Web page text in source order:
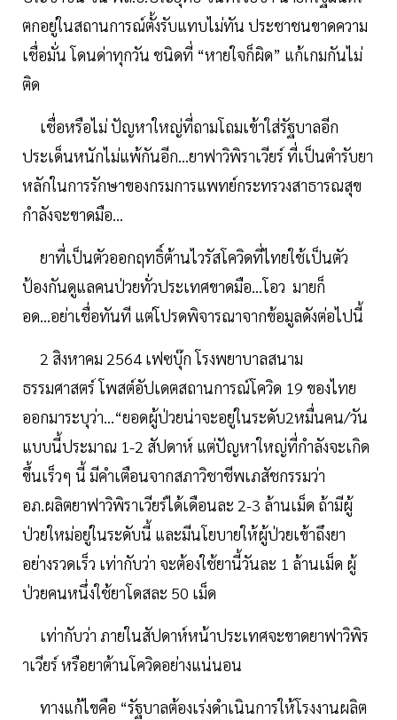
ตกอยู่ในสถานการณ์ตั้งรับแทบไม่ทัน ประชาชนขาดความ
เชื่อมั่น โดนด่าทุกวัน ชนิดที่ “หายใจก็ผิด” แก้เกมกันไม่
ติด
เชื่อหรือไม่ ปัญหาใหญ่ที่ถามโถมเข้าใส่รัฐบาลอีก
ประเด็นหนักไม่แพ้กันอีก...ยาฟาวิพิราเวียร์ ที่เป็นตำรับยา
หลักในการรักษาของกรมการแพทย์กระทรวงสาธารณสุข
กำลังจะขาดมือ...
ยาที่เป็นตัวออกฤทธิ์ต้านไวรัสโควิดที่ไทยใช้เป็นตัว
ป้องกันดูแลคนป่วยทั่วประเทศขาดมือ...โอว มายก็
อด...อย่าเชื่อทันที แต่โปรดพิจารณาจากข้อมูลดังต่อไปนี้
2 สิงหาคม 2564 เฟซบุ๊ก โรงพยาบาลสนาม
ธรรมศาสตร์ โพสต์อัปเดตสถานการณ์โควิด 19 ของไทย
ออกมาระบุว่า...“ยอดผู้ป่วยน่าจะอยู่ในระดับ2หมื่นคน/วัน
แบบนี้ประมาณ 1-2 สัปดาห์ แต่ปัญหาใหญ่ที่กำลังจะเกิด
ขึ้นเร็วๆ นี้ มีคำเตือนจากสภาวิชาชีพเภสัชกรรมว่า
อภ.ผลิตยาฟาวิพิราเวียร์ได้เดือนละ 2-3 ล้านเม็ด ถ้ามีผู้
ป่วยใหม่อยู่ในระดับนี้ และมีนโยบายให้ผู้ป่วยเข้าถึงยา
อย่างรวดเร็ว เท่ากับว่า จะต้องใช้ยานี้วันละ 1 ล้านเม็ด ผู้
ป่วยคนหนึ่งใช้ยาโดสละ 50 เม็ด
เท่ากับว่า ภายในสัปดาห์หน้าประเทศจะขาดยาฟาวิพิร
าเวียร์ หรือยาต้านโควิดอย่างแน่นอน
ทางแก้ไขคือ “รัฐบาลต้องเร่งดำเนินการให้โรงงานผลิต